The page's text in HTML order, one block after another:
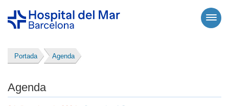
Portada Agenda
Agenda